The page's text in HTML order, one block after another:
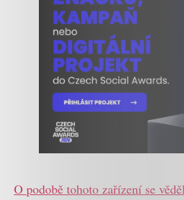
O podobě tohoto zařízení se